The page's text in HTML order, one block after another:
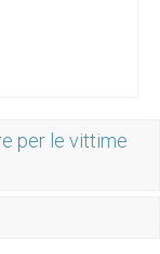
per le vittime